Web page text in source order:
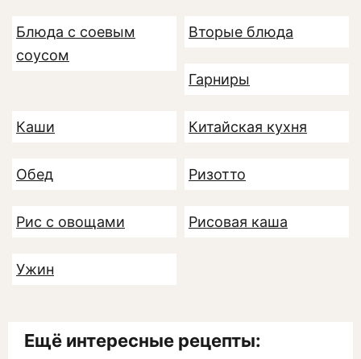
Блюда с соевым
соусом
Вторые блюда
Гарниры
Каши Китайская кухня
Обед Ризотто
Рис с овощами Рисовая каша
Ужин
Ещё интересные рецепты: